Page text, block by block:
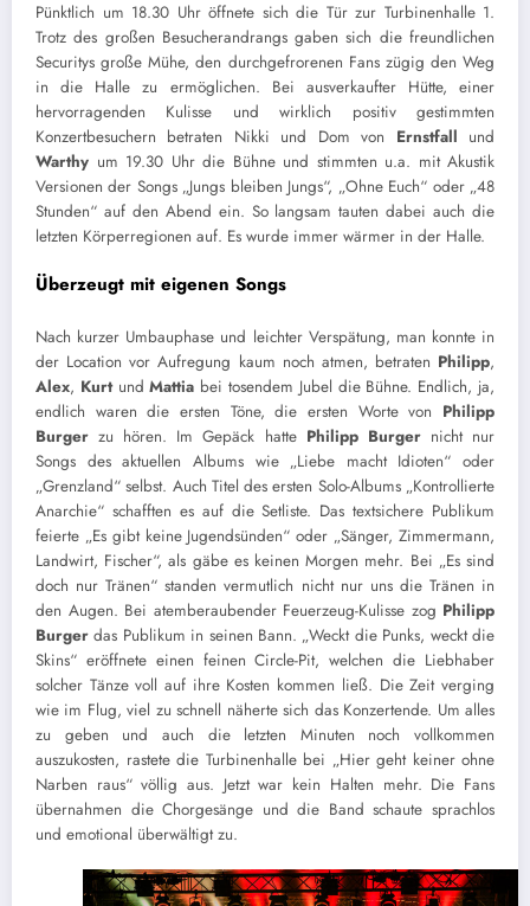
Pünktlich um 18.30 Uhr öffnete sich die Tür zur Turbinenhalle 1.
Trotz des großen Besucherandrangs gaben sich die freundlichen
Securitys große Mühe, den durchgefrorenen Fans zügig den Weg
in die Halle zu ermöglichen. Bei ausverkaufter Hütte, einer
hervorragenden Kulisse und wirklich positiv gestimmten
Konzertbesuchern betraten Nikki und Dom von Ernstfall und
Warthy um 19.30 Uhr die Bühne und stimmten u.a. mit Akustik
Versionen der Songs „Jungs bleiben Jungs“, „Ohne Euch“ oder „48
Stunden“ auf den Abend ein. So langsam tauten dabei auch die
letzten Körperregionen auf. Es wurde immer wärmer in der Halle.
Überzeugt mit eigenen Songs
Nach kurzer Umbauphase und leichter Verspätung, man konnte in
der Location vor Aufregung kaum noch atmen, betraten Philipp,
Alex, KurtundMattia bei tosendem Jubel die Bühne. Endlich, ja,
endlich waren die ersten Töne, die ersten Worte von Philipp
Burgerzu hören. Im Gepäck hatte Philipp Burgernicht nur
Songs des aktuellen Albums wie „Liebe macht Idioten“ oder
„Grenzland“ selbst. Auch Titel des ersten Solo-Albums „Kontrollierte
Anarchie“ schafften es auf die Setliste. Das textsichere Publikum
feierte „Es gibt keine Jugendsünden“ oder „Sänger, Zimmermann,
Landwirt, Fischer“, als gäbe es keinen Morgen mehr. Bei „Es sind
doch nur Tränen“ standen vermutlich nicht nur uns die Tränen in
den Augen. Bei atemberaubender Feuerzeug-Kulisse zog Philipp
Burger das Publikum in seinen Bann. „Weckt die Punks, weckt die
Skins“ eröffnete einen feinen Circle-Pit, welchen die Liebhaber
solcher Tänze voll auf ihre Kosten kommen ließ. Die Zeit verging
wie im Flug, viel zu schnell näherte sich das Konzertende. Um alles
zu geben und auch die letzten Minuten noch vollkommen
auszukosten, rastete die Turbinenhalle bei „Hier geht keiner ohne
Narben raus“ völlig aus. Jetzt war kein Halten mehr. Die Fans
übernahmen die Chorgesänge und die Band schaute sprachlos
und emotional überwältigt zu.